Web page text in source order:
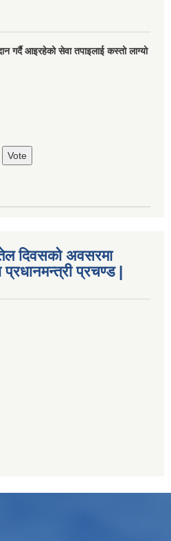
गर्दै आइरहेको सेवा तपाइलाई कस्तो लाग्यो
दिवसको अवसरमा
प्रचण्ड |